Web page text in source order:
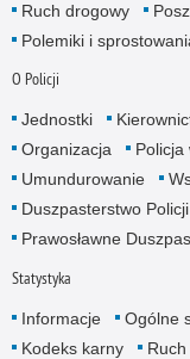
Ruch drogowy
Polemiki i
O Policji
Jednostki
Organizacja
Policja
Umundurowanie
Duszpasterstwo
Prawosławne
Statystyka
Informacje Ogólne
Kodeks karny